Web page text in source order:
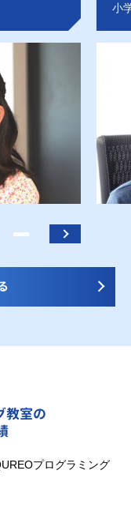
小
教室の
プログラミング